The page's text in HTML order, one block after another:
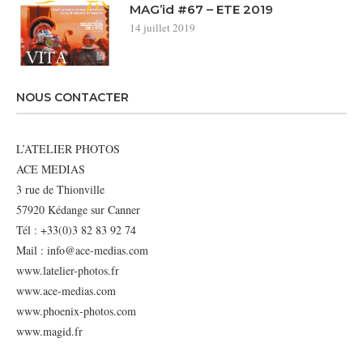
MAG’id #67 – ETE 2019
14 juillet 2019
NOUS CONTACTER
L’ATELIER PHOTOS
ACE MEDIAS
3 rue de Thionville
57920 Kédange sur Canner
Tél : +33(0)3 82 83 92 74
Mail : info@ace-medias.com
www.latelier-photos.fr
www.ace-medias.com
www.phoenix-photos.com
www.magid.fr